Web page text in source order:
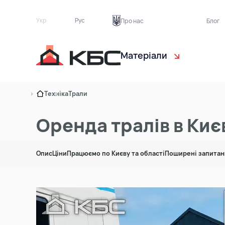
Укр Рус Про нас Блог
Матеріали
Пісок
Асфальтна крихта
Цегляний бій
ТехнікаТрали
Оренда тралів в
ОписЦіниПрацюємо по Києву та областіПоширені